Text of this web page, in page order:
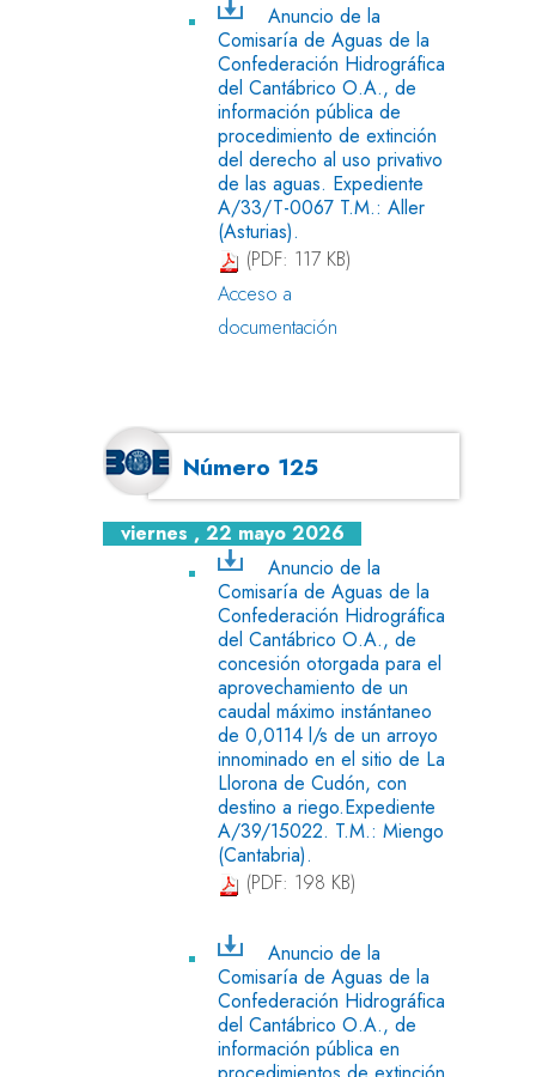
Anuncio de la
Comisaría de Aguas de la
Confederación Hidrográfica
del Cantábrico O.A., de
información pública de
procedimiento de extinción
del derecho al uso privativo
de las aguas. Expediente
A/33/T-0067 T.M.: Aller
(Asturias).
(PDF: 117 KB)
Acceso a
documentación
Número 125
viernes , 22 mayo 2026
Anuncio de la
Comisaría de Aguas de la
Confederación Hidrográfica
del Cantábrico O.A., de
concesión otorgada para el
aprovechamiento de un
caudal máximo instántaneo
de 0,0114 l/s de un arroyo
innominado en el sitio de La
Llorona de Cudón, con
destino a riego.Expediente
A/39/15022. T.M.: Miengo
(Cantabria).
(PDF: 198 KB)
Anuncio de la
Comisaría de Aguas de la
Confederación Hidrográfica
del Cantábrico O.A., de
información pública en